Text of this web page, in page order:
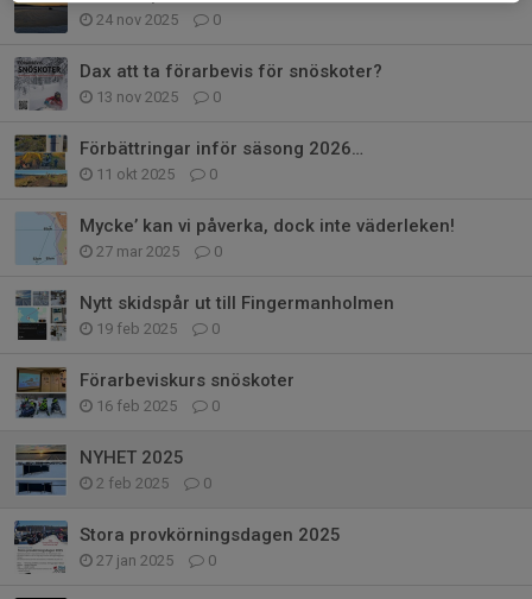
24 nov 2025 0
Dax att ta förarbevis för snöskoter?
13 nov 2025 0
Förbättringar inför säsong 2026…
11 okt 2025 0
Mycke’ kan vi påverka, dock inte väderleken!
27 mar 2025 0
Nytt skidspår ut till Fingermanholmen
19 feb 2025 0
Förarbeviskurs snöskoter
16 feb 2025 0
NYHET 2025
2 feb 2025 0
Stora provkörningsdagen 2025
27 jan 2025 0